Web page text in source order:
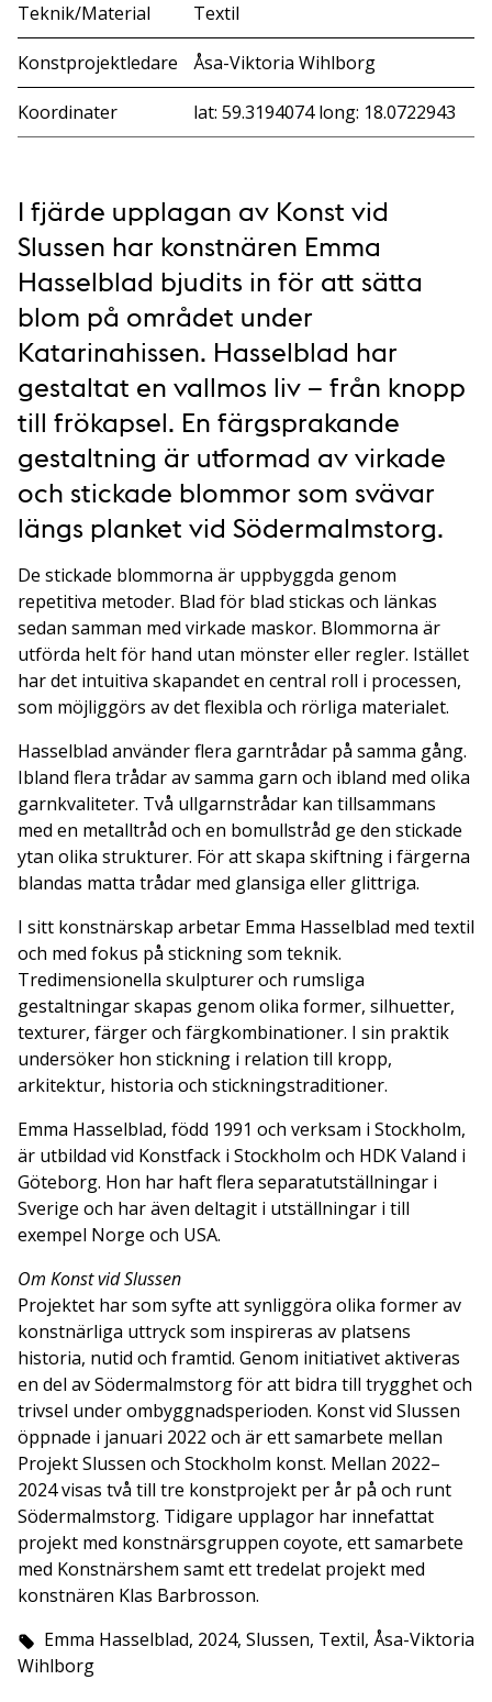
Teknik/Material Textil
Konstprojektledare Åsa-Viktoria Wihlborg
Koordinater lat: 59.3194074 long: 18.0722943
I fjärde upplagan av Konst vid
Slussen har konstnären Emma
Hasselblad bjudits in för att sätta
blom på området under
Katarinahissen. Hasselblad har
gestaltat en vallmos liv – från knopp
till frökapsel. En färgsprakande
gestaltning är utformad av virkade
och stickade blommor som svävar
längs planket vid Södermalmstorg.
De stickade blommorna är uppbyggda genom
repetitiva metoder. Blad för blad stickas och länkas
sedan samman med virkade maskor. Blommorna är
utförda helt för hand utan mönster eller regler. Istället
har det intuitiva skapandet en central roll i processen,
som möjliggörs av det flexibla och rörliga materialet.
Hasselblad använder flera garntrådar på samma gång.
Ibland flera trådar av samma garn och ibland med olika
garnkvaliteter. Två ullgarnstrådar kan tillsammans
med en metalltråd och en bomullstråd ge den stickade
ytan olika strukturer. För att skapa skiftning i färgerna
blandas matta trådar med glansiga eller glittriga.
I sitt konstnärskap arbetar Emma Hasselblad med textil
och med fokus på stickning som teknik.
Tredimensionella skulpturer och rumsliga
gestaltningar skapas genom olika former, silhuetter,
texturer, färger och färgkombinationer. I sin praktik
undersöker hon stickning i relation till kropp,
arkitektur, historia och stickningstraditioner.
Emma Hasselblad, född 1991 och verksam i Stockholm,
är utbildad vid Konstfack i Stockholm och HDK Valand i
Göteborg. Hon har haft flera separatutställningar i
Sverige och har även deltagit i utställningar i till
exempel Norge och USA.
Om Konst vid Slussen
Projektet har som syfte att synliggöra olika former av
konstnärliga uttryck som inspireras av platsens
historia, nutid och framtid. Genom initiativet aktiveras
en del av Södermalmstorg för att bidra till trygghet och
trivsel under ombyggnadsperioden. Konst vid Slussen
öppnade i januari 2022 och är ett samarbete mellan
Projekt Slussen och Stockholm konst. Mellan 2022–
2024 visas två till tre konstprojekt per år på och runt
Södermalmstorg. Tidigare upplagor har innefattat
projekt med konstnärsgruppen coyote, ett samarbete
med Konstnärshem samt ett tredelat projekt med
konstnären Klas Barbrosson.
Emma Hasselblad, 2024, Slussen, Textil, Åsa-Viktoria
Wihlborg